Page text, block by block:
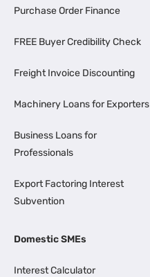
Purchase Order Finance
FREE Buyer Credibility Check
Freight Invoice Discounting
Machinery Loans for Exporters
Business Loans for
Professionals
Export Factoring Interest
Subvention
Domestic SMEs
Interest Calculator